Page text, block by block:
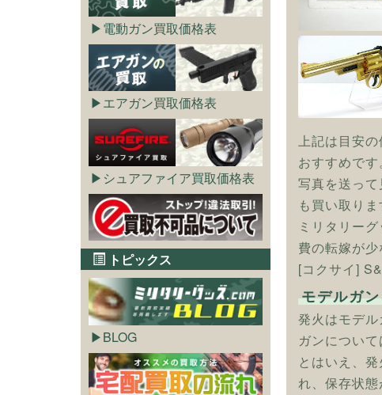
上記は目安
おすすめで
写真を送っ
も買い取り
ミリタリー
費の転嫁が
[コクサイ]
モデルガ
発火はモデ
ガンについ
とはいえ、
れ、保存状
電動ガン買取価格表
エアガン買取価格表
シュアファイア買取価格表
トピックス
BLOG